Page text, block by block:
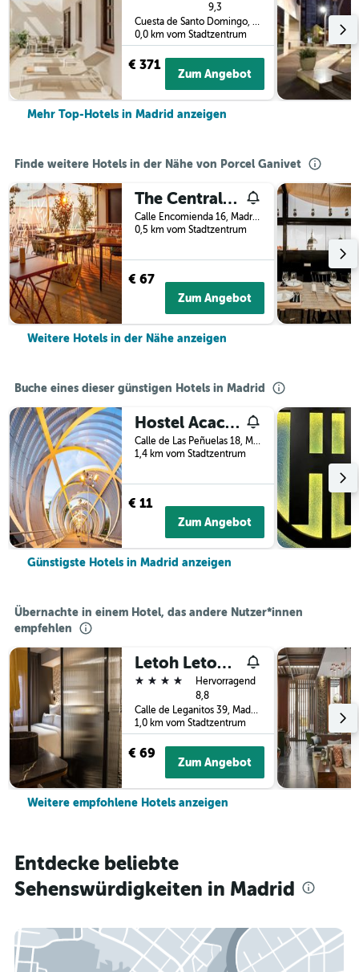
9,3
Cuesta de Santo Domingo, 5, Madrid, Spanien
0,0 km vom Stadtzentrum
€ 371
Zum Angebot
Mehr Top-Hotels in Madrid anzeigen
Finde weitere Hotels in der Nähe von Porcel Ganivet
The Central House Madrid Lavapiés - Hostel
Calle Encomienda 16, Madrid, Spanien
0,5 km vom Stadtzentrum
€ 67
Zum Angebot
Weitere Hotels in der Nähe anzeigen
Buche eines dieser günstigen Hotels in Madrid
Hostel Acacias
Calle de Las Peñuelas 18, Madrid, Spanien
1,4 km vom Stadtzentrum
€ 11
Zum Angebot
Günstigste Hotels in Madrid anzeigen
Übernachte in einem Hotel, das andere Nutzer*innen
empfehlen
Letoh Letoh Gran Vía
4 Sterne
Hervorragend
8,8
Calle de Leganitos 39, Madrid, Spanien
1,0 km vom Stadtzentrum
€ 69
Zum Angebot
Weitere empfohlene Hotels anzeigen
Entdecke beliebte
Sehenswürdigkeiten in Madrid